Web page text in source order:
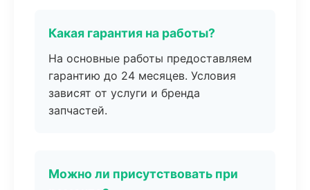
Какая гарантия на работы?
На основные работы предоставляем
гарантию до 24 месяцев. Условия
зависят от услуги и бренда
запчастей.
Можно ли присутствовать при